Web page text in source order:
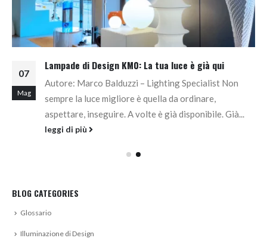
07
Mag
Lampade di Design KM0: La tua luce è già qui
Autore: Marco Balduzzi – Lighting Specialist Non
sempre la luce migliore è quella da ordinare,
aspettare, inseguire. A volte è già disponibile. Già...
leggi di più
BLOG CATEGORIES
Glossario
Illuminazione di Design